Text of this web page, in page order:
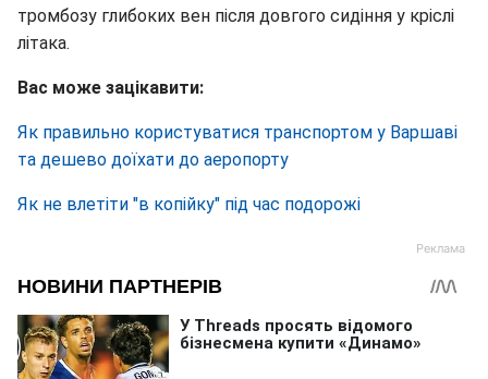
тромбозу глибоких вен після довгого сидіння у кріслі
літака.
Вас може зацікавити:
Як правильно користуватися транспортом у Варшаві
та дешево доїхати до аеропорту
Як не влетіти "в копійку" під час подорожі